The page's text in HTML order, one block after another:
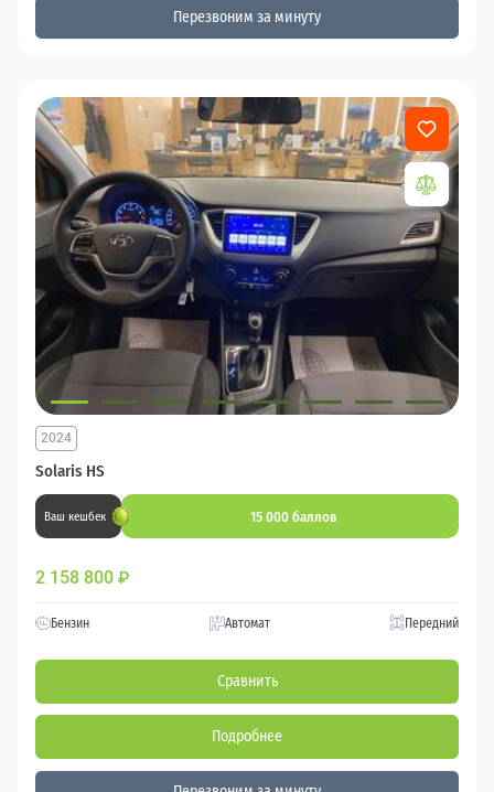
Перезвоним за минуту
Solaris HS
2024
Ваш кешбек 15 000 баллов
2 158 800 ₽
Бензин Автомат Передний
Сравнить
Подробнее